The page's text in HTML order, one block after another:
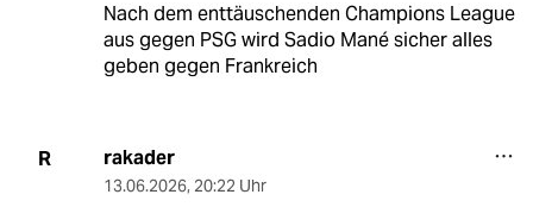
Nach dem enttäuschenden Champions League
aus gegen PSG wird Sadio Mané sicher alles
geben gegen Frankreich
R rakader
13.06.2026, 20:22 Uhr